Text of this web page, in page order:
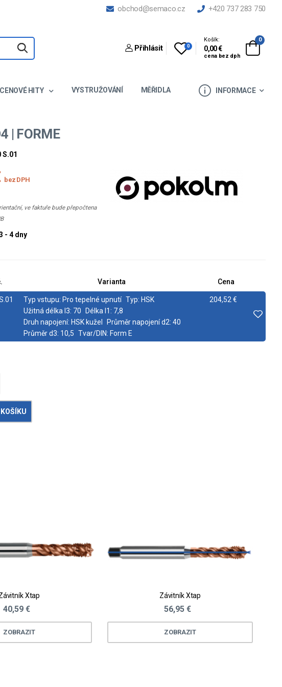
obchod@semaco.cz +420 737 283 750
Přihlásit 0
Košík:
0,00 €
cena bez dph
0
CENOVÉ HITY VYSTRUŽOVÁNÍ MĚŘIDLA INFORMACE
| FORME
S.01
bez DPH
ve faktuře bude přepočtena
- 4 dny
Varianta Cena
Typ vstupu: Pro tepelné upnutí Typ: HSK
Užitná délka l3: 70 Délka l1: 7,8
Druh napojení: HSK kužel Průměr napojení d2: 40
Průměr d3: 10,5 Tvar/DIN: Form E
204,52 €
Xtap
40,59 €
ZOBRAZIT
Závitník Xtap
56,95 €
ZOBRAZIT